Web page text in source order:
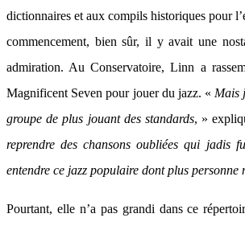
dictionnaires et aux compils historiques pour
commencement, bien sûr, il y avait une
admiration. Au Conservatoire, Linn a
Magnificent Seven pour jouer du jazz. « Mais
groupe de plus jouant des standards, »
reprendre des chansons oubliées qui jadis
entendre ce jazz populaire dont plus personne
Pourtant, elle n’a pas grandi dans ce